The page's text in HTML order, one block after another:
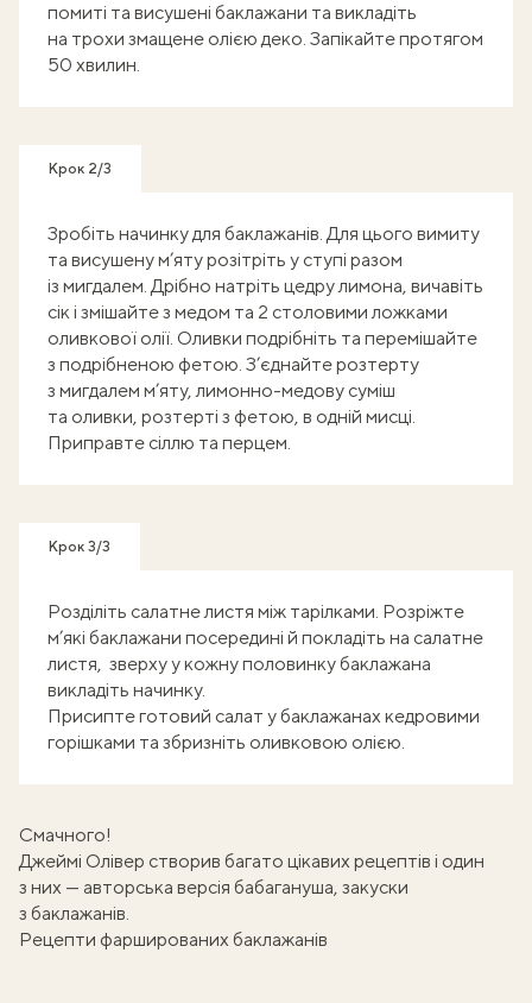
помиті та висушені баклажани та викладіть
на трохи змащене олією деко. Запікайте протягом
50 хвилин.
Крок 2/3
Зробіть начинку для баклажанів. Для цього вимиту
та висушену м’яту розітріть у ступі разом
із мигдалем. Дрібно натріть цедру лимона, вичавіть
сік і змішайте з медом та 2 столовими ложками
оливкової олії. Оливки подрібніть та перемішайте
з подрібненою фетою. З’єднайте розтерту
з мигдалем м’яту, лимонно-медову суміш
та оливки, розтерті з фетою, в одній мисці.
Приправте сіллю та перцем.
Крок 3/3
Розділіть салатне листя між тарілками. Розріжте
м’які баклажани посередині й покладіть на салатне
листя, зверху у кожну половинку баклажана
викладіть начинку.
Присипте готовий салат у баклажанах кедровими
горішками та збризніть оливковою олією.
Смачного!
Джеймі Олівер створив багато цікавих рецептів і один
з них — авторська версія бабагануша, закуски
з баклажанів.
Рецепти фаршированих баклажанів